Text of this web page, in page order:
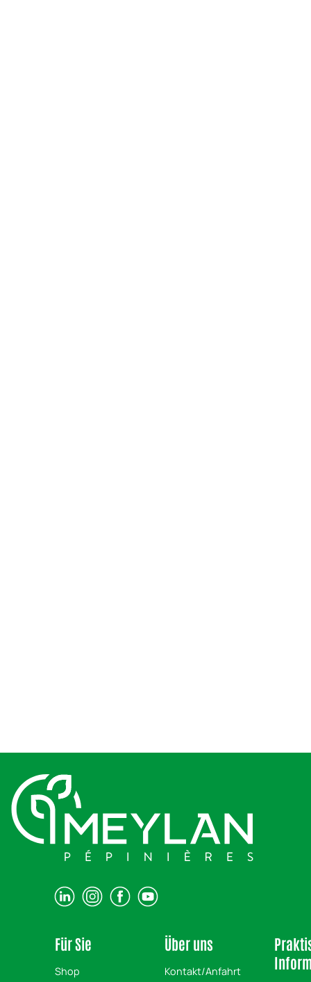
Für Sie
Shop
Über uns
Kontakt/Anfahrt